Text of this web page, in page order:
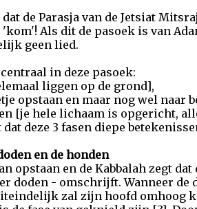
de Parasja van de Jetsiat
Als dit de pasoek is van
geen lied.
in deze pasoek:
liggen op de grond],
opstaan en maar nog wel naar
[je hele lichaam is opgericht,
deze 3 fasen diepe
en de honden
opstaan en de Kabbalah zegt
doden - omschrijft. Wanneer de
zal zijn hoofd omhoog